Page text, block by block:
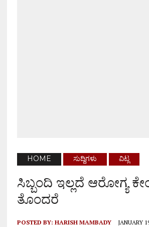
HOME ಸುದ್ದಿಗಳು ವಿಟ್ಲ
ಸಿಬ್ಬಂದಿ ಇಲ್ಲದೆ ಆರೋಗ್ಯ
ತೊಂದರೆ
POSTED BY: HARISH MAMBADY JANUARY